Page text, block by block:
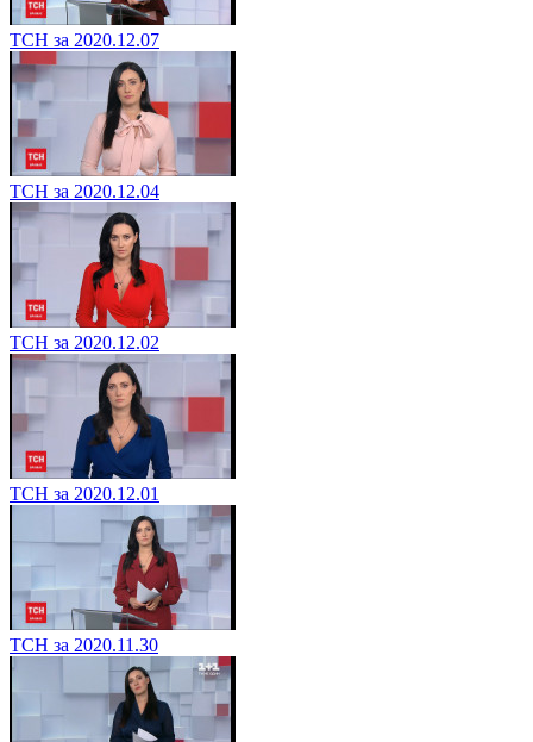
ТСН за 2020.12.07
ТСН за 2020.12.04
ТСН за 2020.12.02
ТСН за 2020.12.01
ТСН за 2020.11.30